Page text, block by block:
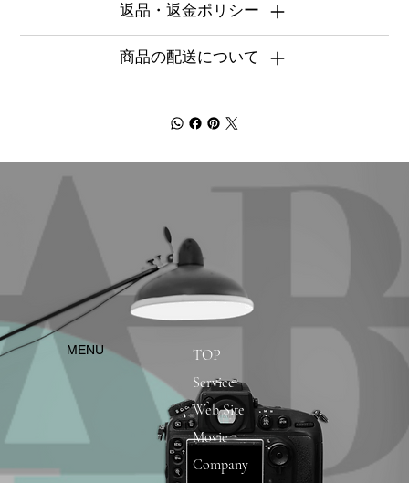
返品・返金ポリシー
商品の配送について
​MENU
TOP
Service
Web Site
Movie
Company